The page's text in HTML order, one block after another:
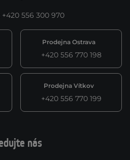
+420 556 300 970
Prodejna Ostrava
+420 556 770 198
Prodejna Vítkov
+420 556 770 199
nás